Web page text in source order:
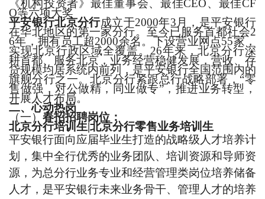
《机构投资者》最佳董事会、最佳CEO、最佳CF
O等六项大奖
平安银行北京分行成立于2000年3月，是平安银行
在华北地区的第一家分行。至今已服务首都社会2
6年，拥有员工超2000余名。下设营业网点55家，
实现北京行政区域全覆盖。 26年来，北京分行深
耕首都、服务北京，业务经营稳健发展，营收、存
贷规模均居系统内前列，是平安银行全国范围内的
旗舰分行之一。北京分行紧跟总行战略部署， “零
售做强，对公做精，同业做专”，推进业务转型，
开展人才布局。
二、心动热岗
（一） 春招招聘岗位：
北京分行培训生|北京分行零售业务培训生
平安银行面向应届毕业生打造的战略级人才培养计
划，集中全行优秀的业务团队、培训资源和导师资
源，为总分行业务专业和经营管理类岗位培养储备
人才，是平安银行未来业务骨干、管理人才的培养